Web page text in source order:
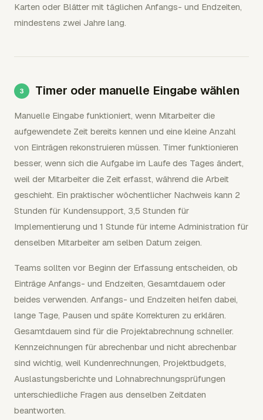
Karten oder Blätter mit täglichen Anfangs- und Endzeiten,
mindestens zwei Jahre lang.
Timer oder manuelle Eingabe wählen
Manuelle Eingabe funktioniert, wenn Mitarbeiter die
aufgewendete Zeit bereits kennen und eine kleine Anzahl
von Einträgen rekonstruieren müssen. Timer funktionieren
besser, wenn sich die Aufgabe im Laufe des Tages ändert,
weil der Mitarbeiter die Zeit erfasst, während die Arbeit
geschieht. Ein praktischer wöchentlicher Nachweis kann 2
Stunden für Kundensupport, 3,5 Stunden für
Implementierung und 1 Stunde für interne Administration für
denselben Mitarbeiter am selben Datum zeigen.
Teams sollten vor Beginn der Erfassung entscheiden, ob
Einträge Anfangs- und Endzeiten, Gesamtdauern oder
beides verwenden. Anfangs- und Endzeiten helfen dabei,
lange Tage, Pausen und späte Korrekturen zu erklären.
Gesamtdauern sind für die Projektabrechnung schneller.
Kennzeichnungen für abrechenbar und nicht abrechenbar
sind wichtig, weil Kundenrechnungen, Projektbudgets,
Auslastungsberichte und Lohnabrechnungsprüfungen
unterschiedliche Fragen aus denselben Zeitdaten
beantworten.